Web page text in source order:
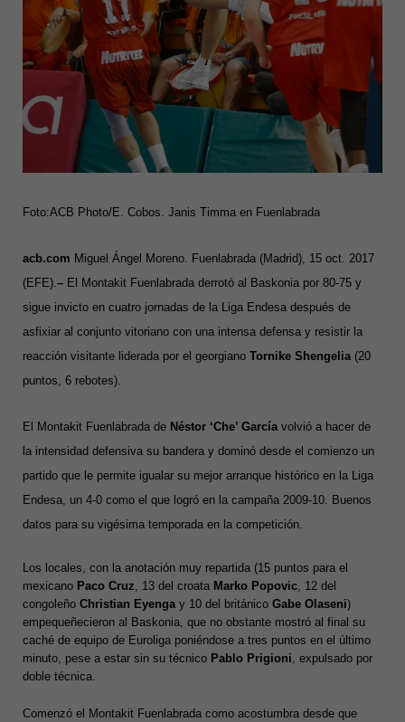
Foto:ACB Photo/E. Cobos. Janis Timma en Fuenlabrada
acb.com Miguel Ángel Moreno. Fuenlabrada (Madrid), 15 oct. 2017
(EFE).– El Montakit Fuenlabrada derrotó al Baskonia por 80-75 y
sigue invicto en cuatro jornadas de la Liga Endesa después de
asfixiar al conjunto vitoriano con una intensa defensa y resistir la
reacción visitante liderada por el georgiano Tornike Shengelia(20
puntos, 6 rebotes).
El Montakit Fuenlabrada de Néstor ‘Che’ Garcíavolvió a hacer de
la intensidad defensiva su bandera y dominó desde el comienzo un
partido que le permite igualar su mejor arranque histórico en la Liga
Endesa, un 4-0 como el que logró en la campaña 2009-10. Buenos
datos para su vigésima temporada en la competición.
Los locales, con la anotación muy repartida (15 puntos para el
mexicano Paco Cruz, 13 del croata Marko Popovic, 12 del
congoleño Christian Eyengay 10 del británico Gabe Olaseni)
empequeñecieron al Baskonia, que no obstante mostró al final su
caché de equipo de Euroliga poniéndose a tres puntos en el último
minuto, pese a estar sin su técnico Pablo Prigioni, expulsado por
doble técnica.
Comenzó el Montakit Fuenlabrada como acostumbra desde que